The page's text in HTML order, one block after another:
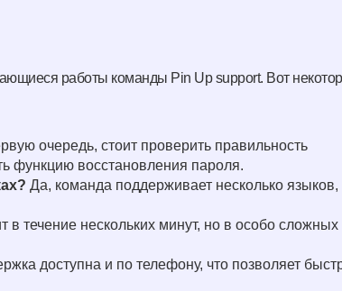
работы команды Pin Up support. Вот
очередь, стоит проверить правильность
функцию восстановления пароля.
Да, команда поддерживает несколько языков,
в течение нескольких минут, но в особо сложных
доступна и по телефону, что позволяет